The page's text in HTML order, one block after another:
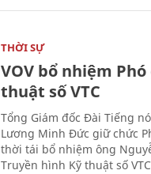
THỜI SỰ
VOV bổ nhiệm
thuật số VTC
Tổng Giám đốc Đài Tiếng
Lương Minh Đức giữ chức
thời tái bổ nhiệm ông
Truyền hình Kỹ thuật số